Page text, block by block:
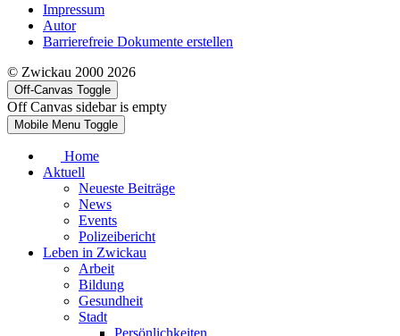
Impressum
Autor
Barrierefreie Dokumente erstellen
© Zwickau 2000 2026
Off-Canvas Toggle
Off Canvas sidebar is empty
Mobile Menu Toggle
Home
Aktuell
Neueste Beiträge
News
Events
Polizeibericht
Leben in Zwickau
Arbeit
Bildung
Gesundheit
Stadt
Persönlichkeiten